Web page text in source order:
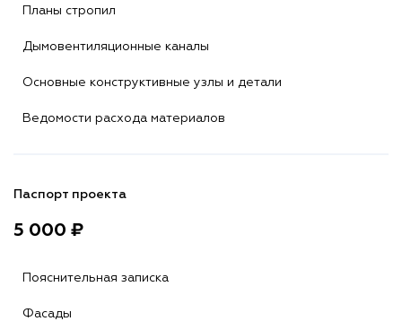
Планы стропил
Дымовентиляционные каналы
Основные конструктивные узлы и детали
Ведомости расхода материалов
Паспорт проекта
5 000 ₽
Пояснительная записка
Фасады